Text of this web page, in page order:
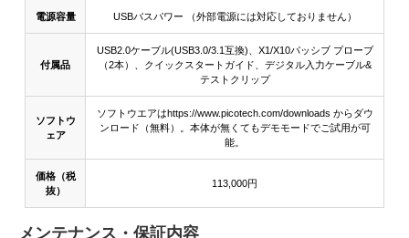
電源容量 USBバスパワー （外部電源には対応しておりません）
付属品
USB2.0ケーブル(USB3.0/3.1互換)、X1/X10パッシブ プローブ
（2本）、クイックスタートガイド、デジタル入力ケーブル&
テストクリップ
ソフトウ
ェア
ソフトウエアはhttps://www.picotech.com/downloads からダウ
ンロード（無料）。本体が無くてもデモモードでご試用が可
能。
価格（税
抜）
113,000円
メンテナンス・保証内容